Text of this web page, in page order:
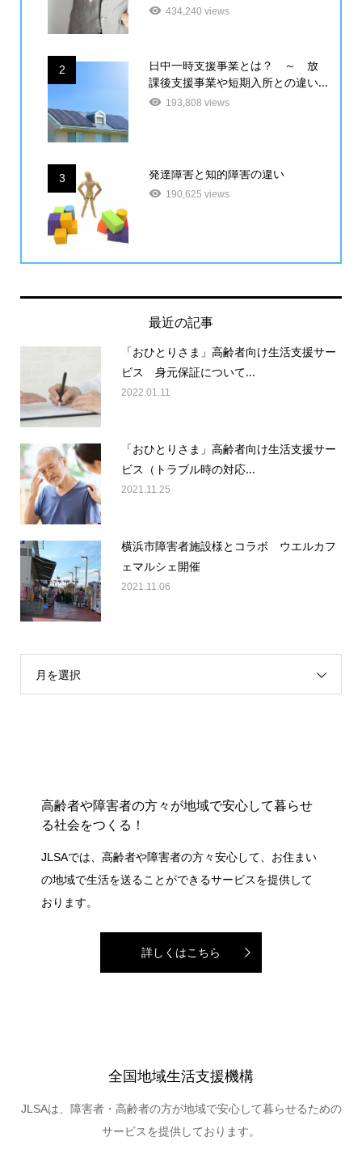
434,240 views
2
日中一時支援事業とは？ ～ 放
課後支援事業や短期入所との違い...
193,808 views
3 発達障害と知的障害の違い
190,625 views
最近の記事
「おひとりさま」高齢者向け生活支援サー
ビス 身元保証について...
2022.01.11
「おひとりさま」高齢者向け生活支援サー
ビス（トラブル時の対応...
2021.11.25
横浜市障害者施設様とコラボ ウエルカフ
ェマルシェ開催
2021.11.06
月を選択
高齢者や障害者の方々が地域で安心して暮らせ
る社会をつくる！
JLSAでは、高齢者や障害者の方々安心して、お住まい
の地域で生活を送ることができるサービスを提供して
おります。
詳しくはこちら
全国地域生活支援機構
JLSAは、障害者・高齢者の方が地域で安心して暮らせるための
サービスを提供しております。